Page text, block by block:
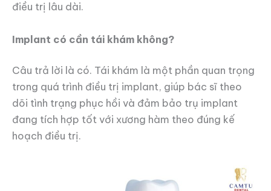
điều trị lâu dài.
Implant có cần tái khám không?
Câu trả lời là có. Tái khám là một phần quan trọng
trong quá trình điều trị implant, giúp bác sĩ theo
dõi tình trạng phục hồi và đảm bảo trụ implant
đang tích hợp tốt với xương hàm theo đúng kế
hoạch điều trị.